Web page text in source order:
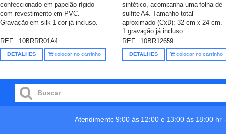
confeccionado em papelão rígido
com revestimento em PVC.
Gravação em silk 1 cor já incluso.
REF.: 10BRRR01A4
DETALHES colocar no carrinho
sintético, acompanha uma folha de
sulfite A4. Tamanho total
aproximado (CxD): 32 cm x 24 cm.
1 gravação já incluso.
REF.: 10BR12659
DETALHES colocar no carrinho
Atendimento 9:00 às 12:00 e 13:00 às 18:00 hr -